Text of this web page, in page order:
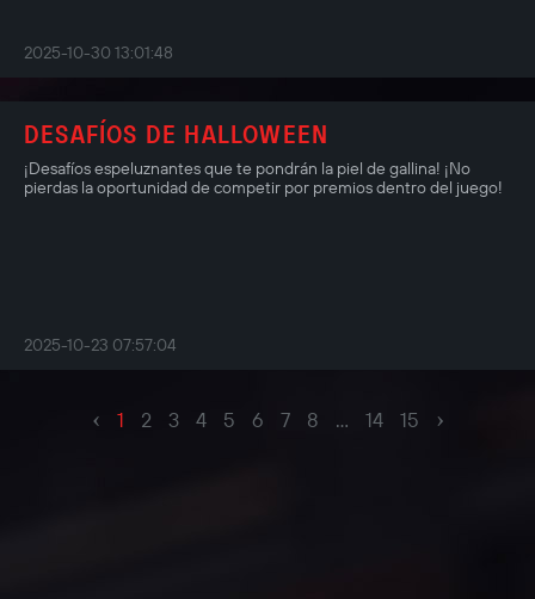
2025-10-30 13:01:48
DESAFÍOS DE HALLOWEEN
¡Desafíos espeluznantes que te pondrán la piel de gallina! ¡No
pierdas la oportunidad de competir por premios dentro del juego!
2025-10-23 07:57:04
‹ 1 2 3 4 5 6 7 8 ... 14 15 ›